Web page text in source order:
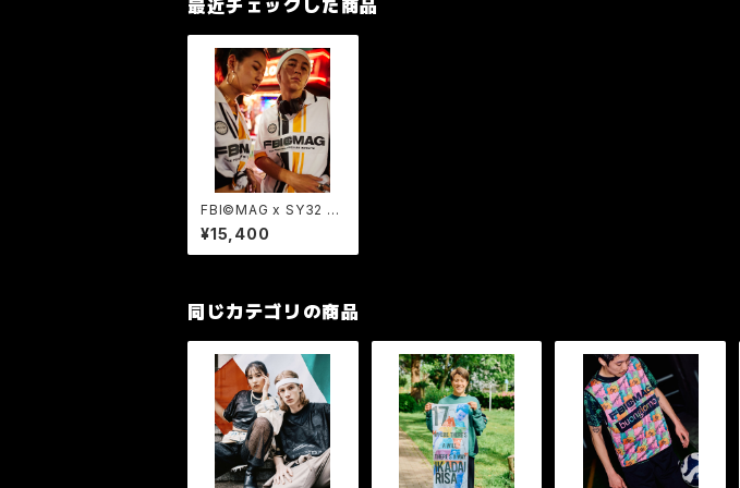
最近チェックした商品
FBI©MAG x SY32 ”N
TN” collaboration j
ersey 【マーキングオプ
ションあり】
¥15,400
同じカテゴリの商品